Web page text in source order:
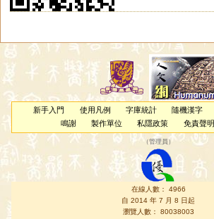
新手入門 使用凡例 字庫統計 隨機漢字
鳴謝
製作單位 私隱政策 免責聲明
（管理員 ）
在線人數： 4966
自 2014 年 7 月 8 日起
瀏覽人數： 80038003